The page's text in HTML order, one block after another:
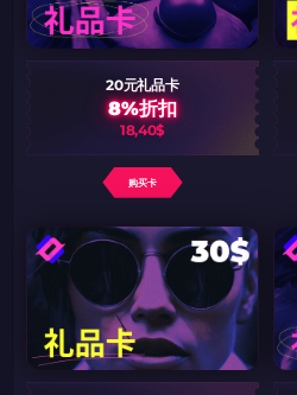
20元礼品卡
8%折扣
18,40$
购买卡